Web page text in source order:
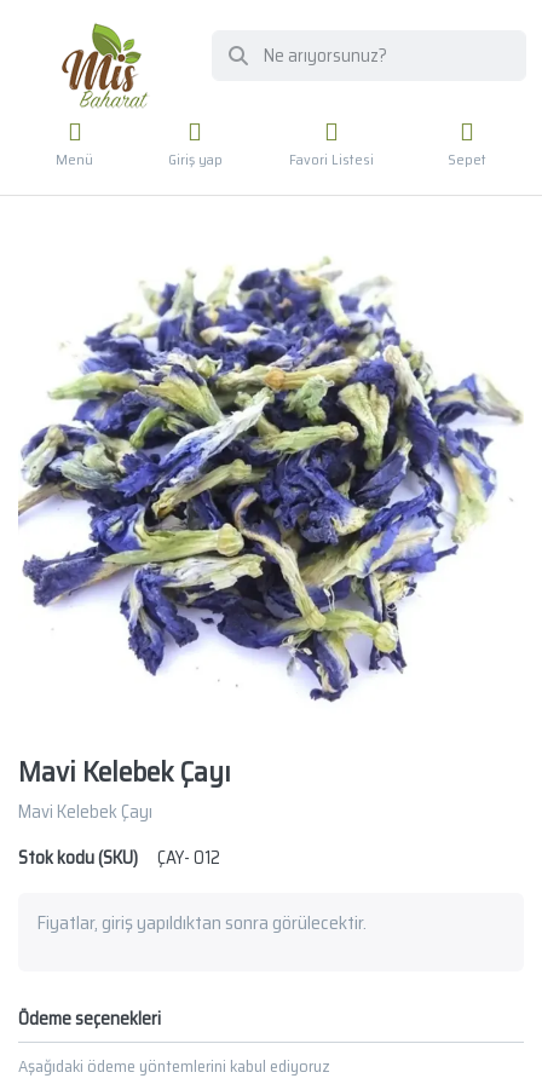
Menü Giriş yap Favori Listesi Sepet
Mavi Kelebek Çayı
Mavi Kelebek Çayı
Stok kodu (SKU)
ÇAY- 012
Fiyatlar, giriş yapıldıktan sonra görülecektir.
Ödeme seçenekleri
Aşağıdaki ödeme yöntemlerini kabul ediyoruz